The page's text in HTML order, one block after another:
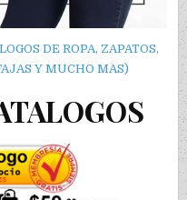
DE ROPA, ZAPATOS,
Y MUCHO MAS)